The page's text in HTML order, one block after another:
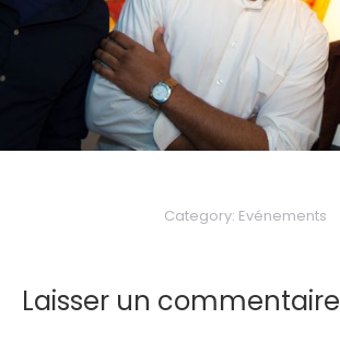
Category: Evénements
Laisser un commentaire